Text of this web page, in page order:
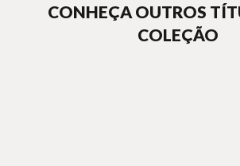
CONHEÇA OUTROS
COLEÇÃO